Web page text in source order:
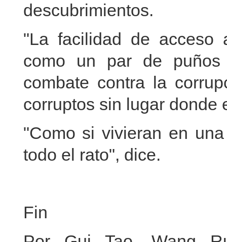
descubrimientos.
"La facilidad de acceso
como un par de
combate contra la
corruptos sin lugar donde
"Como si vivieran en
todo el rato", dice.
Fin